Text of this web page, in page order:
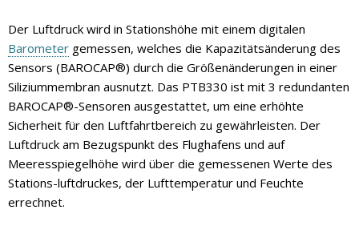
Der Luftdruck wird in Stationshöhe mit einem digitalen
Barometer gemessen, welches die Kapazitätsänderung des
Sensors (BAROCAP®) durch die Größenänderungen in einer
Siliziummembran ausnutzt. Das PTB330 ist mit 3 redundanten
BAROCAP®-Sensoren ausgestattet, um eine erhöhte
Sicherheit für den Luftfahrtbereich zu gewährleisten. Der
Luftdruck am Bezugspunkt des Flughafens und auf
Meeresspiegelhöhe wird über die gemessenen Werte des
Stations-luftdruckes, der Lufttemperatur und Feuchte
errechnet.